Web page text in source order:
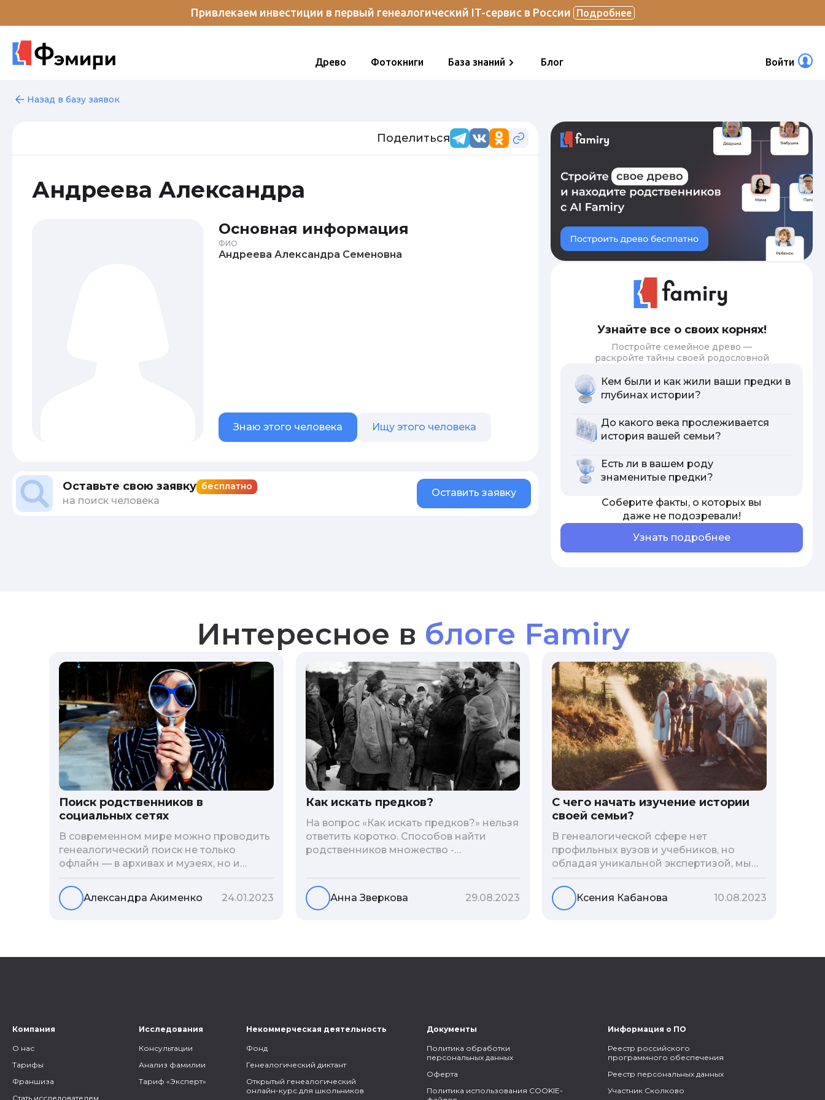
Привлекаем инвестиции в первый генеалогический IT-сервис в России Подробнее
Древо Фотокниги База знаний Блог Войти
Назад в базу заявок
Поделиться
Андреева Александра
Основная информация
ФИО
Андреева Александра Семеновна
Знаю этого человека Ищу этого человека
Оставьте свою заявку бесплатно
на поиск человека
Оставить заявку
Узнайте все о своих корнях!
Постройте семейное древо —
раскройте тайны своей родословной
Кем были и как жили ваши предки в
глубинах истории?
До какого века прослеживается
история вашей семьи?
Есть ли в вашем роду
знаменитые предки?
Соберите факты, о которых вы
даже не подозревали!
Узнать подробнее
Интересное в блоге Famiry
Поиск родственников в
социальных сетях
В современном мире можно проводить
генеалогический поиск не только
офлайн — в архивах и музеях, но и
воспользоваться интернетом. Сегодня
мы расскажем вам как и в каких
социальных сетях можно провести
то, как грамотно построить с ними
Александра Акименко 24.01.2023
Как искать предков?
На вопрос «Как искать предков?» нельзя
ответить коротко. Способов найти
родственников множество -
социальные сети, ДНК-тесты, онлайн-
базы. Именно поэтому мы сделали для
вас подборку лучших статей блога
Анна Зверкова 29.08.2023
С чего начать изучение истории
своей семьи?
В генеалогической сфере нет
профильных вузов и учебников, но
обладая уникальной экспертизой, мы
разработали авторскую методологию
проведения архивно-генеалогических
исследований, ее мы закладываем и
Ксения Кабанова 10.08.2023
Компания
О нас
Тарифы
Франшиза
Стать исследователем
Исследования
Консультации
Анализ фамилии
Тариф «Эксперт»
Некоммерческая деятельность
Фонд
Генеалогический диктант
Открытый генеалогический
онлайн-курс для школьников
Документы
Политика обработки
персональных данных
Оферта
Политика использования COOKIE-
Информация о ПО
Реестр российского
программного обеспечения
Реестр персональных данных
Участник Сколково